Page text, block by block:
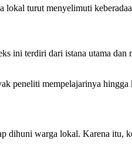
turut menyelimuti
ini terdiri dari istana utama
peneliti mempelajarinya hingga
dihuni warga lokal. Karena